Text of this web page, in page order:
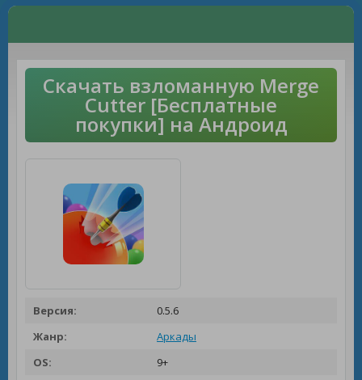
Скачать взломанную Merge
Cutter [Бесплатные
покупки] на Андроид
Версия:
0.5.6
Жанр:
Аркады
OS:
9+